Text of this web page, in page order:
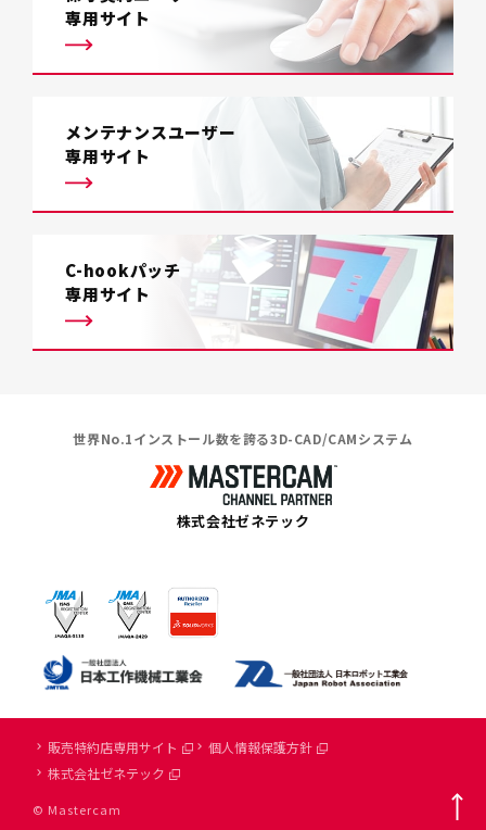
専用サイト
メンテナンスユーザー
専用サイト
C-hookパッチ
専用サイト
世界No.1インストール数を誇る3D-CAD/CAMシステム
株式会社ゼネテック
© Mastercam
販売特約店専用サイト
個人情報保護方針
株式会社ゼネテック